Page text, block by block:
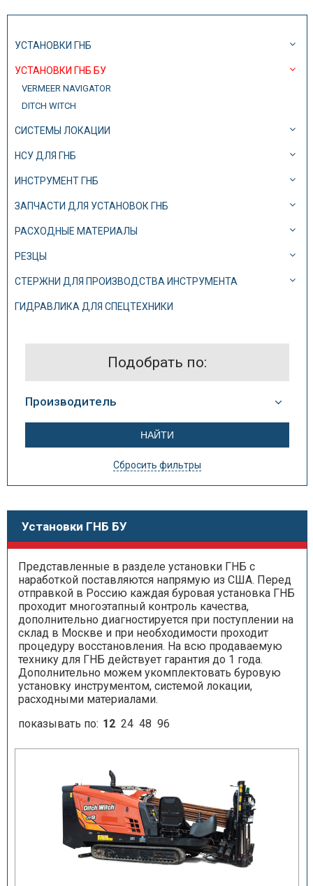
УСТАНОВКИ ГНБ
УСТАНОВКИ ГНБ БУ
VERMEER NAVIGATOR
DITCH WITCH
СИСТЕМЫ ЛОКАЦИИ
НСУ ДЛЯ ГНБ
ИНСТРУМЕНТ ГНБ
ЗАПЧАСТИ ДЛЯ УСТАНОВОК ГНБ
РАСХОДНЫЕ МАТЕРИАЛЫ
РЕЗЦЫ
СТЕРЖНИ ДЛЯ ПРОИЗВОДСТВА ИНСТРУМЕНТА
ГИДРАВЛИКА ДЛЯ СПЕЦТЕХНИКИ
Подобрать по:
Производитель
Сбросить фильтры
Установки ГНБ БУ
Представленные в разделе установки ГНБ с
наработкой поставляются напрямую из США. Перед
отправкой в Россию каждая буровая установка ГНБ
проходит многоэтапный контроль качества,
дополнительно диагностируется при поступлении на
склад в Москве и при необходимости проходит
процедуру восстановления. На всю продаваемую
технику для ГНБ действует гарантия до 1 года.
Дополнительно можем укомплектовать буровую
установку инструментом, системой локации,
расходными материалами.
показывать по: 12 24 48 96